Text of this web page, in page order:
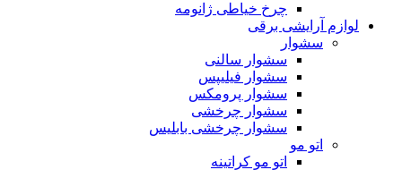
چرخ خیاطی ژانومه
لوازم آرایشی برقی
سشوار
سشوار سالنی
سشوار فیلیپس
سشوار پرومکس
سشوار چرخشی
سشوار چرخشی بابلیس
اتو مو
اتو مو کراتینه